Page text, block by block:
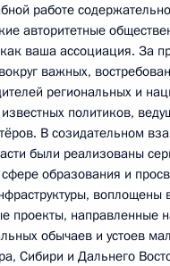
работе
авторитетные
ваша ассоциация. За
важных,
региональных и
политиков,
В созидательном
были реализованы
образования и
воплощены
проекты, направленные
обычаев и устоев
Сибири и Дальнего